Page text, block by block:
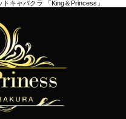
キャバクラ 「King＆Princess」